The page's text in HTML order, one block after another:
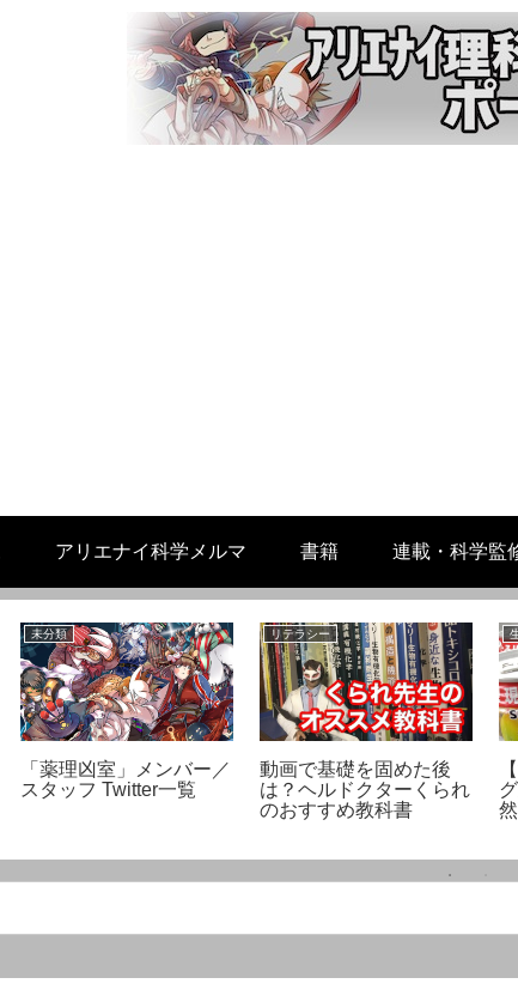
アリエナイ科学メルマ 書籍 連載・科学監
未分類
「薬理凶室」メンバー／
スタッフ Twitter一覧
リテラシー
動画で基礎を固めた後
は？ヘルドクターくられ
のおすすめ教科書